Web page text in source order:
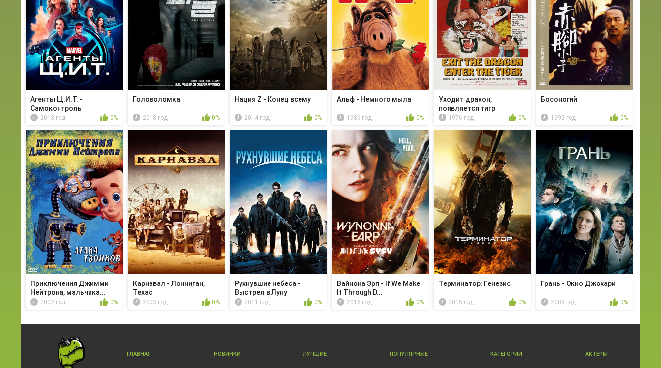
Агенты Щ.И.Т. -
Самоконтроль
2013 год 0%
Головоломка
2018 год 0%
Нация Z - Конец всему
2014 год 0%
Альф - Немного мыла
1986 год 0%
Уходит дракон,
появляется тигр
1976 год 0%
Босоногий
1993 год 0%
Приключения Джимми
Нейтрона, мальчика...
2002 год 0%
Карнавал - Лонниган,
Техас
2003 год 0%
Рухнувшие небеса -
Выстрел в Луну
2011 год 0%
Вайнона Эрп - If We Make
It Through D...
2016 год 0%
Терминатор: Генезис
2015 год 0%
Грань - Окно Джохари
2008 год 0%
ГЛАВНАЯ НОВИНКИ ЛУЧШИЕ ПОПУЛЯРНЫЕ КАТЕГОРИИ АКТЕРЫ